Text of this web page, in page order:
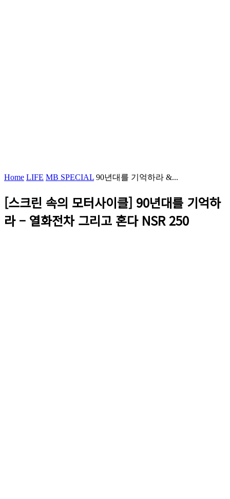
Home LIFE MB SPECIAL 90년대를 기억하라 &...
[스크린 속의 모터사이클] 90년대를 기억하
라 – 열화전차 그리고 혼다 NSR 250